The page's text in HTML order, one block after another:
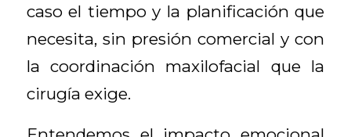
caso el tiempo y la planificación que
necesita, sin presión comercial y con
la coordinación maxilofacial que la
cirugía exige.